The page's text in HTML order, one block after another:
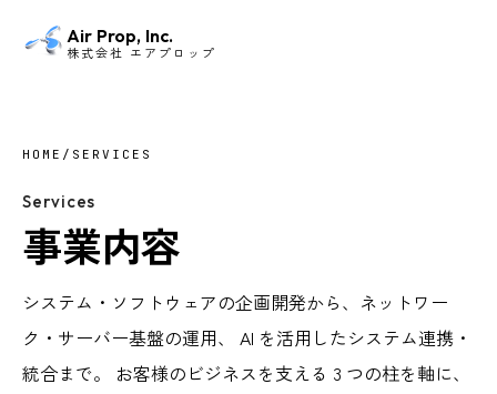
Air Prop, Inc.
株式会社 エアプロップ
HOME / SERVICES
Services
事業内容
システム・ソフトウェアの企画開発から、ネットワー
ク・サーバー基盤の運用、 AI を活用したシステム連携・
統合まで。 お客様のビジネスを支える 3 つの柱を軸に、